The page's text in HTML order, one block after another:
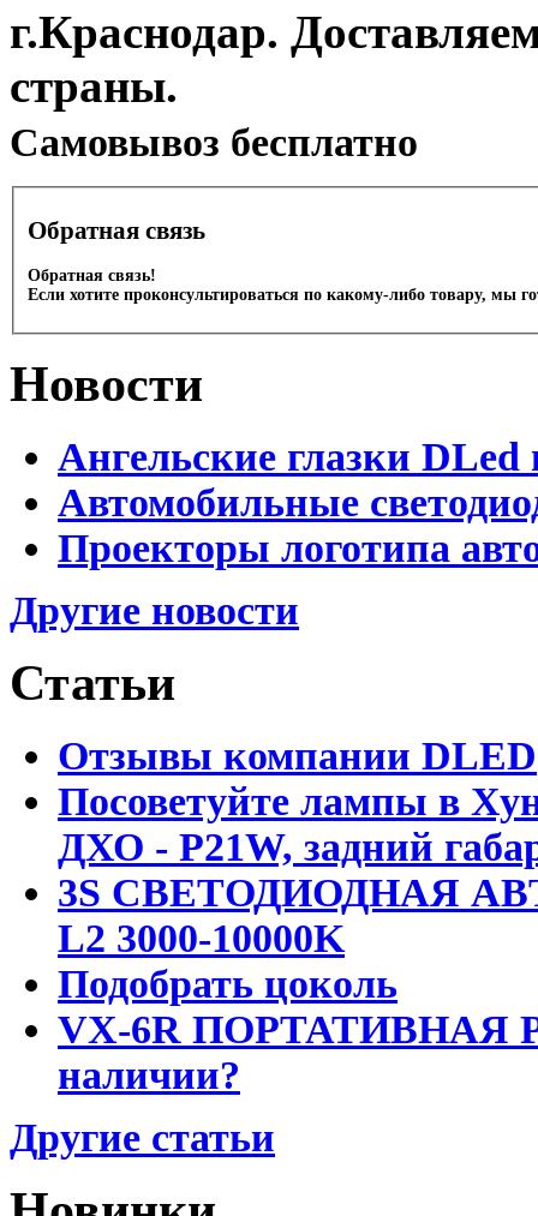
г.Краснодар.
страны.
Cамовывоз бесплатно
Обратная связь
Обратная связь!
Если хотите проконсультироваться по какому-либо товару, мы
Новости
Ангельские глазки DLed
Автомобильные
Проекторы логотипа
Другие новости
Статьи
Отзывы компании DLED
Посоветуйте лампы в
ДХО - P21W, задний
3S СВЕТОДИОДНАЯ
L2 3000-10000K
Подобрать цоколь
VX-6R ПОРТАТИВНАЯ
наличии?
Другие статьи